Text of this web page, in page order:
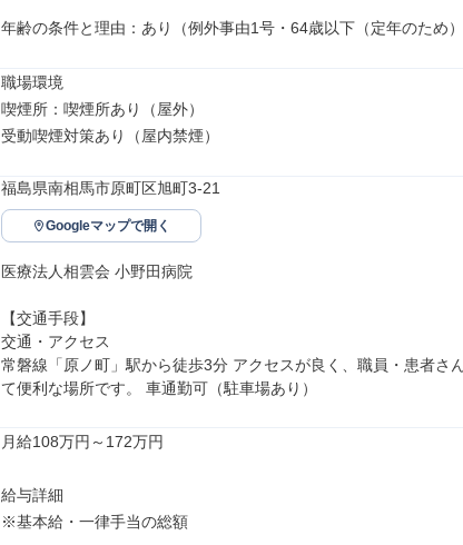
年齢の条件と理由：あり（例外事由1号・64歳以下（定年のため）
職場環境
喫煙所：喫煙所あり（屋外）
受動喫煙対策あり（屋内禁煙）
福島県南相馬市原町区旭町3-21
Googleマップで開く
医療法人相雲会 小野田病院
【交通手段】
交通・アクセス
常磐線「原ノ町」駅から徒歩3分 アクセスが良く、職員・患者さ
て便利な場所です。 車通勤可（駐車場あり）
月給108万円～172万円
給与詳細
※基本給・一律手当の総額